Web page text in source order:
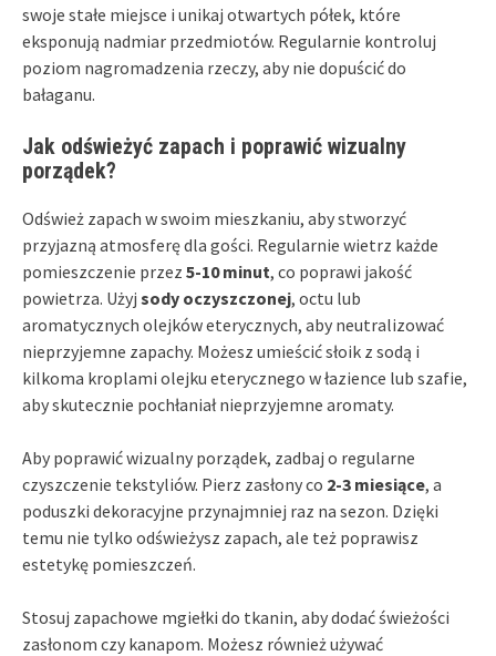
swoje stałe miejsce i unikaj otwartych półek, które
eksponują nadmiar przedmiotów. Regularnie kontroluj
poziom nagromadzenia rzeczy, aby nie dopuścić do
bałaganu.
Jak odświeżyć zapach i poprawić wizualny
porządek?
Odśwież zapach w swoim mieszkaniu, aby stworzyć
przyjazną atmosferę dla gości. Regularnie wietrz każde
pomieszczenie przez 5-10 minut, co poprawi jakość
powietrza. Użyj sody oczyszczonej, octu lub
aromatycznych olejków eterycznych, aby neutralizować
nieprzyjemne zapachy. Możesz umieścić słoik z sodą i
kilkoma kroplami olejku eterycznego w łazience lub szafie,
aby skutecznie pochłaniał nieprzyjemne aromaty.
Aby poprawić wizualny porządek, zadbaj o regularne
czyszczenie tekstyliów. Pierz zasłony co 2-3 miesiące, a
poduszki dekoracyjne przynajmniej raz na sezon. Dzięki
temu nie tylko odświeżysz zapach, ale też poprawisz
estetykę pomieszczeń.
Stosuj zapachowe mgiełki do tkanin, aby dodać świeżości
zasłonom czy kanapom. Możesz również używać